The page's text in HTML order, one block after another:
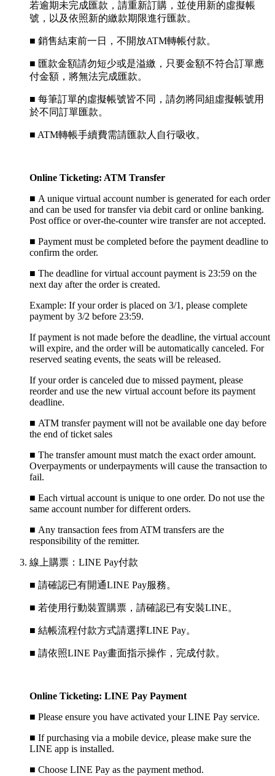
若逾期未完成匯款，請重新訂購，並使用新的虛擬帳
號，以及依照新的繳款期限進行匯款。
■ 銷售結束前一日，不開放ATM轉帳付款。
■ 匯款金額請勿短少或是溢繳，只要金額不符合訂單應
付金額，將無法完成匯款。
■ 每筆訂單的虛擬帳號皆不同，請勿將同組虛擬帳號用
於不同訂單匯款。
■ ATM轉帳手續費需請匯款人自行吸收。
Online Ticketing: ATM Transfer
■ A unique virtual account number is generated for each order
and can be used for transfer via debit card or online banking.
Post office or over-the-counter wire transfer are not accepted.
■ Payment must be completed before the payment deadline to
confirm the order.
■ The deadline for virtual account payment is 23:59 on the
next day after the order is created.
Example: If your order is placed on 3/1, please complete
payment by 3/2 before 23:59.
If payment is not made before the deadline, the virtual account
will expire, and the order will be automatically canceled. For
reserved seating events, the seats will be released.
If your order is canceled due to missed payment, please
reorder and use the new virtual account before its payment
deadline.
■ ATM transfer payment will not be available one day before
the end of ticket sales
■ The transfer amount must match the exact order amount.
Overpayments or underpayments will cause the transaction to
fail.
■ Each virtual account is unique to one order. Do not use the
same account number for different orders.
■ Any transaction fees from ATM transfers are the
responsibility of the remitter.
線上購票：LINE Pay付款
■ 請確認已有開通LINE Pay服務。
■ 若使用行動裝置購票，請確認已有安裝LINE。
■ 結帳流程付款方式請選擇LINE Pay。
■ 請依照LINE Pay畫面指示操作，完成付款。
Online Ticketing: LINE Pay Payment
■ Please ensure you have activated your LINE Pay service.
■ If purchasing via a mobile device, please make sure the
LINE app is installed.
■ Choose LINE Pay as the payment method.